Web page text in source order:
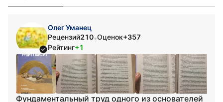
Олег Уманец
Рецензий210•Оценок+357
Рейтинг+1
Фундаментальный труд одного из основателей